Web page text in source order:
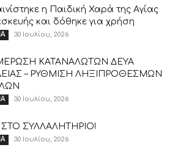
η Παιδική Χαρά της Αγίας
και δόθηκε για χρήση
30 Ιουλίου, 2026
ΚΑΤΑΝΑΛΩΤΩΝ ΔΕΥΑ
– ΡΥΘΜΙΣΗ ΛΗΞΙΠΡΟΘΕΣΜΩΝ
30 Ιουλίου, 2026
ΣΥΛΛΑΛΗΤΗΡΙΟ!
30 Ιουλίου, 2026